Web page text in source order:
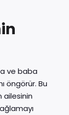
ve baba
öngörür. Bu
ailesinin